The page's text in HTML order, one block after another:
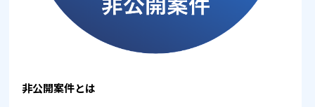
非公開案件とは